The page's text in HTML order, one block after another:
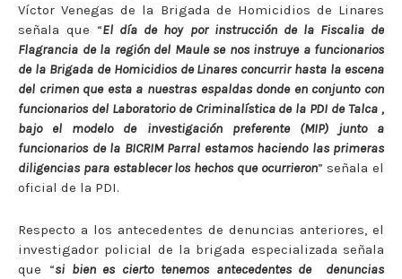
Víctor Venegas de la Brigada de Homicidios de Linares
señala que “El día de hoy por instrucción de la Fiscalia de
Flagrancia de la región del Maule se nos instruye a funcionarios
de la Brigada de Homicidios de Linares concurrir hasta la escena
del crimen que esta a nuestras espaldas donde en conjunto con
funcionarios del Laboratorio de Criminalística de la PDI de Talca ,
bajo el modelo de investigación preferente (MIP) junto a
funcionarios de la BICRIM Parral estamos haciendo las primeras
diligencias para establecer los hechos que ocurrieron” señala el
oficial de la PDI.
Respecto a los antecedentes de denuncias anteriores, el
investigador policial de la brigada especializada señala
que “si bien es cierto tenemos antecedentes de
denuncias